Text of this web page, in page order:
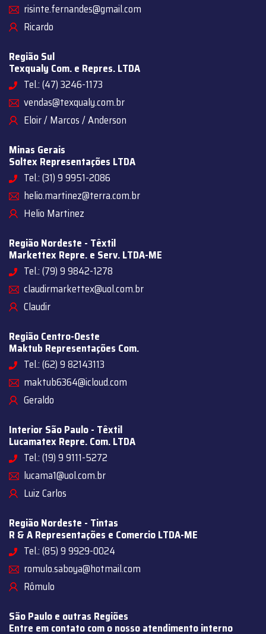
risinte.fernandes@gmail.com
Ricardo
Região Sul
Texqualy Com. e Repres. LTDA
Tel.: (47) 3246-1173
vendas@texqualy.com.br
Eloir / Marcos / Anderson
Minas Gerais
Soltex Representações LTDA
Tel.: (31) 9 9951-2086
helio.martinez@terra.com.br
Helio Martinez
Região Nordeste - Têxtil
Markettex Repre. e Serv. LTDA-ME
Tel.: (79) 9 9842-1278
claudirmarkettex@uol.com.br
Claudir
Região Centro-Oeste
Maktub Representações Com.
Tel.: (62) 9 82143113
maktub6364@icloud.com
Geraldo
Interior São Paulo - Têxtil
Lucamatex Repre. Com. LTDA
Tel.: (19) 9 9111-5272
lucama1@uol.com.br
Luiz Carlos
Região Nordeste - Tintas
R & A Representações e Comercio LTDA-ME
Tel.: (85) 9 9929-0024
romulo.saboya@hotmail.com
Rômulo
São Paulo e outras Regiões
Entre em contato com o nosso atendimento interno